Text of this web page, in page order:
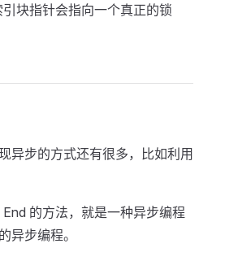
块指针会指向一个真正的锁
异步的方式还有很多，比如利用
的方法，就是一种异步编程
异步编程。